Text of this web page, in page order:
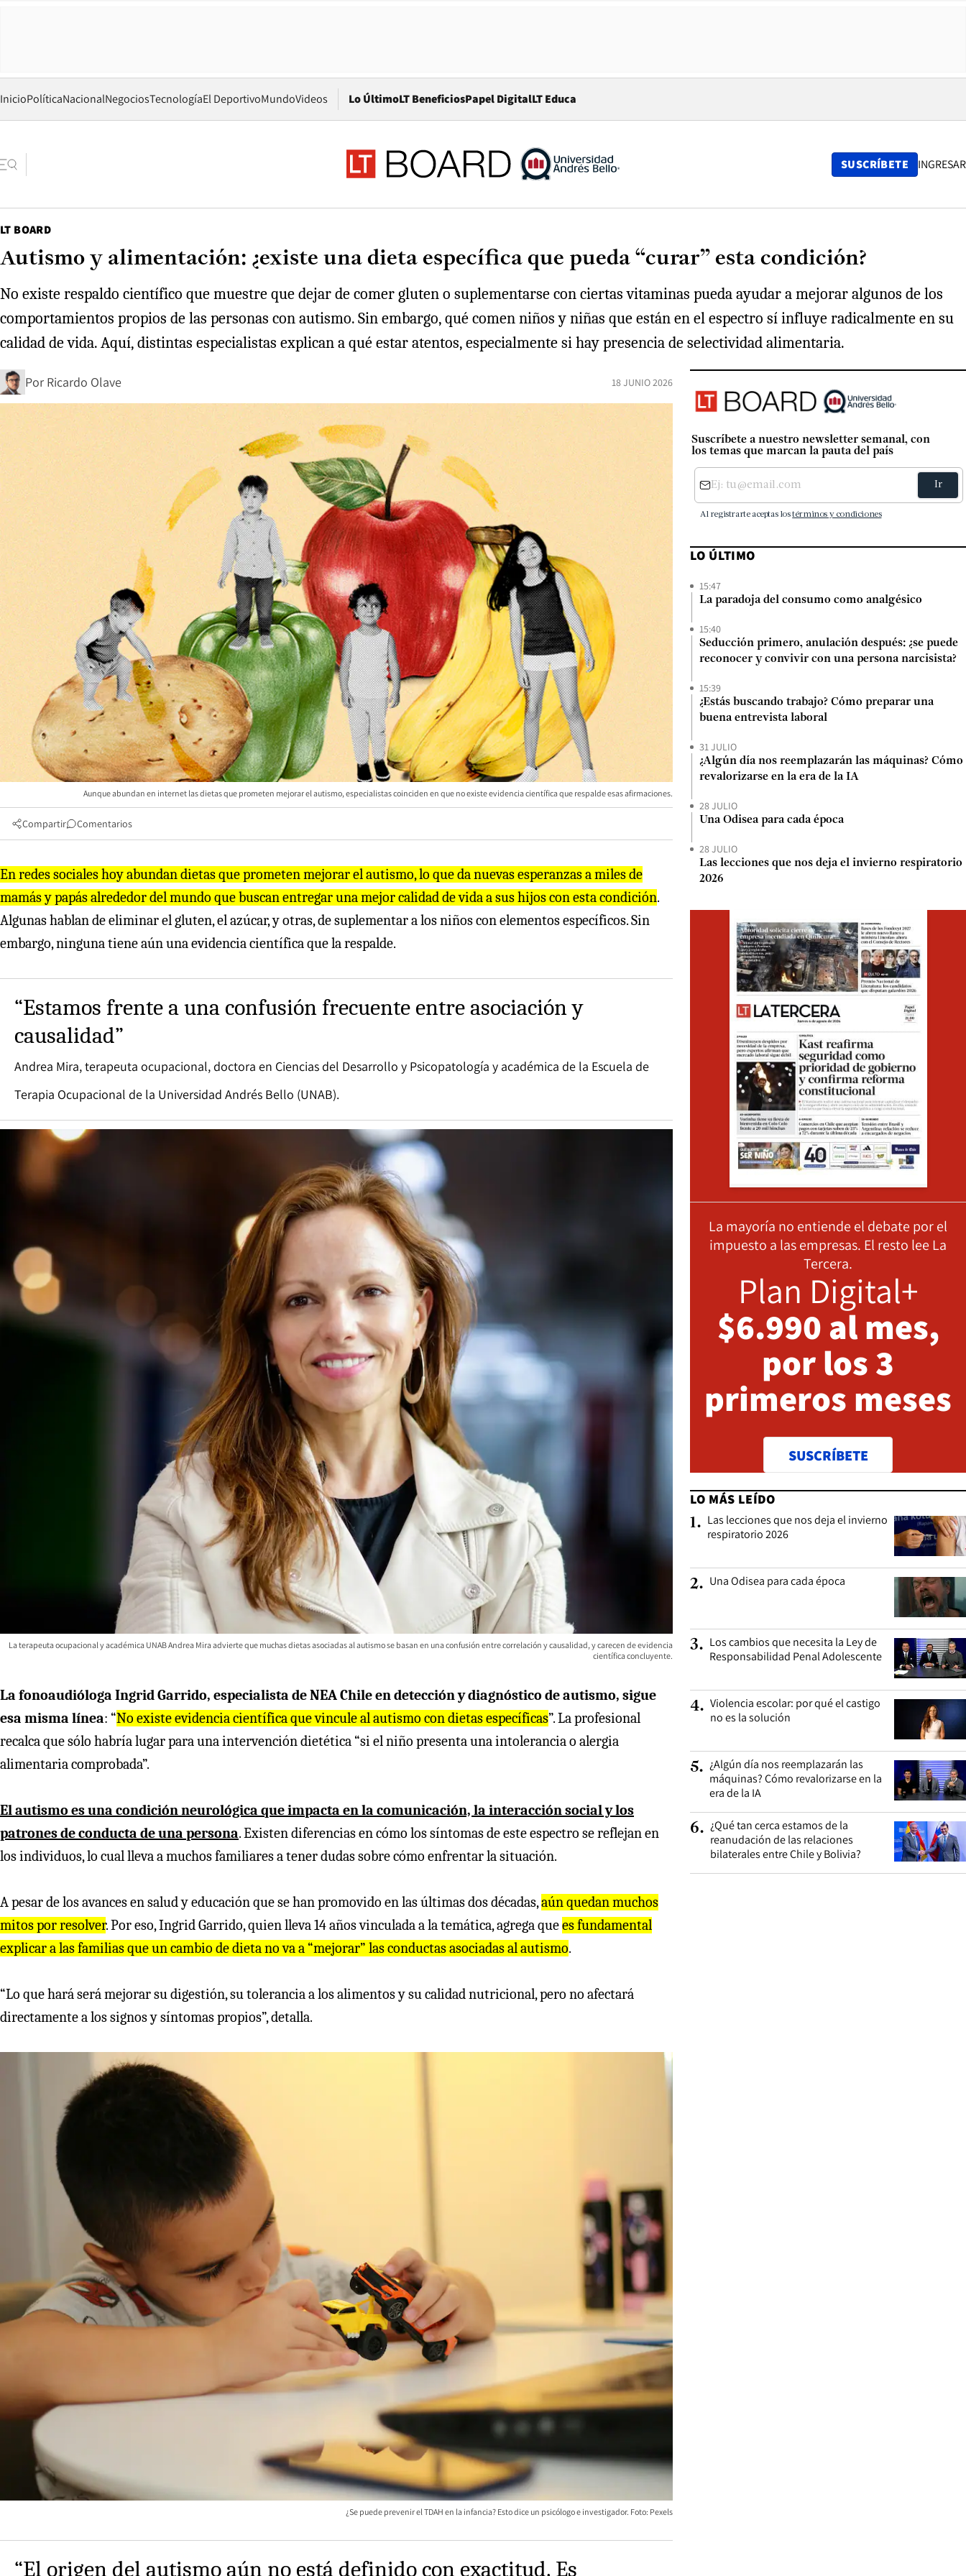
InicioPolíticaNacionalNegociosTecnologíaEl DeportivoMundoVideos Lo ÚltimoLT BeneficiosPapel DigitalOpens in new window
LT Educa
SUSCRÍBETE INGRESAR
LT BOARD
Autismo y alimentación: ¿existe una dieta específica que pueda “curar” esta condición?
No existe respaldo científico que muestre que dejar de comer gluten o suplementarse con ciertas vitaminas pueda ayudar a mejorar algunos de los
comportamientos propios de las personas con autismo. Sin embargo, qué comen niños y niñas que están en el espectro sí influye radicalmente en su
calidad de vida. Aquí, distintas especialistas explican a qué estar atentos, especialmente si hay presencia de selectividad alimentaria.
Por Ricardo Olave 18 JUNIO 2026
Aunque abundan en internet las dietas que prometen mejorar el autismo, especialistas coinciden en que no existe evidencia científica que respalde esas afirmaciones.
Compartir Comentarios
En redes sociales hoy abundan dietas que prometen mejorar el autismo, lo que da nuevas esperanzas a miles de
mamás y papás alrededor del mundo que buscan entregar una mejor calidad de vida a sus hijos con esta condición.
Algunas hablan de eliminar el gluten, el azúcar, y otras, de suplementar a los niños con elementos específicos. Sin
embargo, ninguna tiene aún una evidencia científica que la respalde.
“Estamos frente a una confusión frecuente entre asociación y
causalidad”
Andrea Mira, terapeuta ocupacional, doctora en Ciencias del Desarrollo y Psicopatología y académica de la Escuela de
Terapia Ocupacional de la Universidad Andrés Bello (UNAB).
La terapeuta ocupacional y académica UNAB Andrea Mira advierte que muchas dietas asociadas al autismo se basan en una confusión entre correlación y causalidad, y carecen de evidencia
científica concluyente.
La fonoaudióloga Ingrid Garrido, especialista de NEA Chile en detección y diagnóstico de autismo, sigue
esa misma línea: “No existe evidencia científica que vincule al autismo con dietas específicas”. La profesional
recalca que sólo habría lugar para una intervención dietética “si el niño presenta una intolerancia o alergia
alimentaria comprobada”.
El autismo es una condición neurológica que impacta en la comunicación, la interacción social y los
patrones de conducta de una persona. Existen diferencias en cómo los síntomas de este espectro se reflejan en
los individuos, lo cual lleva a muchos familiares a tener dudas sobre cómo enfrentar la situación.
A pesar de los avances en salud y educación que se han promovido en las últimas dos décadas,aún quedan muchos
mitos por resolver. Por eso, Ingrid Garrido, quien lleva 14 años vinculada a la temática, agrega quees fundamental
explicar a las familias que un cambio de dieta no va a “mejorar” las conductas asociadas al autismo.
“Lo que hará será mejorar su digestión, su tolerancia a los alimentos y su calidad nutricional, pero no afectará
directamente a los signos y síntomas propios”, detalla.
¿Se puede prevenir el TDAH en la infancia? Esto dice un psicólogo e investigador. Foto: Pexels
“El origen del autismo aún no está definido con exactitud. Es
Suscríbete a nuestro newsletter semanal, con
los temas que marcan la pauta del país
LO ÚLTIMO
15:47
La paradoja del consumo como analgésico
15:40
Seducción primero, anulación después: ¿se puede
reconocer y convivir con una persona narcisista?
15:39
¿Estás buscando trabajo? Cómo preparar una
buena entrevista laboral
31 JULIO
¿Algún día nos reemplazarán las máquinas? Cómo
revalorizarse en la era de la IA
28 JULIO
Una Odisea para cada época
28 JULIO
Las lecciones que nos deja el invierno respiratorio
2026
La mayoría no entiende el debate por el
impuesto a las empresas. El resto lee La
Tercera.
Plan Digital+
$6.990 al mes,
por los 3
primeros meses
SUSCRÍBETE
LO MÁS LEÍDO
1. Las lecciones que nos deja el invierno
respiratorio 2026
2. Una Odisea para cada época
3. Los cambios que necesita la Ley de
Responsabilidad Penal Adolescente
4. Violencia escolar: por qué el castigo
no es la solución
5. ¿Algún día nos reemplazarán las
máquinas? Cómo revalorizarse en la
era de la IA
6. ¿Qué tan cerca estamos de la
reanudación de las relaciones
bilaterales entre Chile y Bolivia?